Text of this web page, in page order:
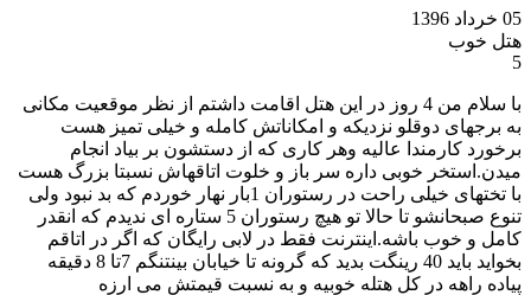
05 خرداد 1396
هتل خوب
5
با سلام من 4 روز در این هتل اقامت داشتم از نظر موقعیت مکانی
به برجهای دوقلو نزدیکه و امکاناتش کامله و خیلی تمیز هست
برخورد کارمندا عالیه وهر کاری که از دستشون بر بیاد انجام
میدن.استخر خوبی داره سر باز و خلوت اتاقهاش نسبتا بزرگ هست
با تختهای خیلی راحت در رستوران 1بار نهار خوردم که بد نبود ولی
تنوع صبحانشو تا حالا تو هیچ رستوران 5 ستاره ای ندیدم که انقدر
کامل و خوب باشه.اینترنت فقط در لابی رایگان که اگر در اتاقم
بخواید باید 40 رینگت بدید که گرونه تا خیابان بینتنگم 7تا 8 دقیقه
پیاده راهه در کل هتله خوبیه و به نسبت قیمتش می ارزه